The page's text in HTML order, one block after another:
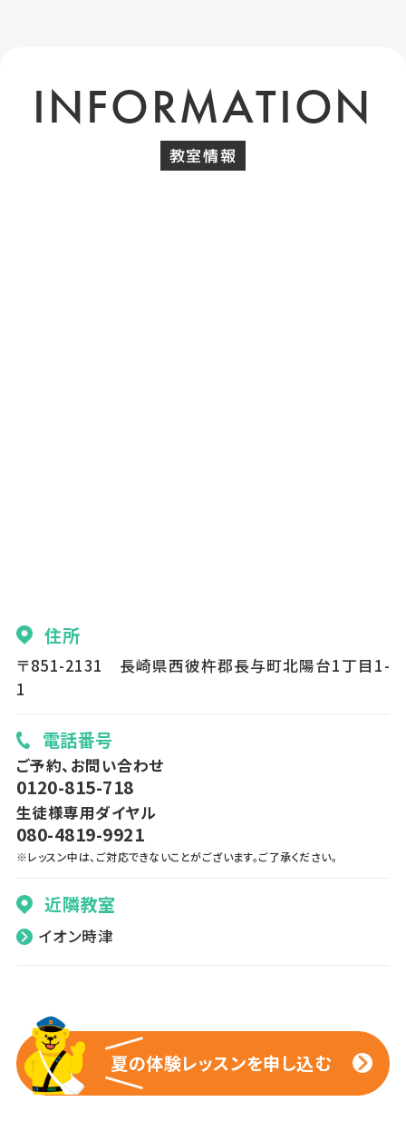
INFORMATION
教室情報
住所
〒851-2131 長崎県西彼杵郡長与町北陽台1丁目1-
1
電話番号
ご予約、お問い合わせ
0120-815-718
生徒様専用ダイヤル
080-4819-9921
※レッスン中は、ご対応できないことがございます。ご了承ください。
近隣教室
イオン時津
夏の体験レッスンを申し込む
夏の体験レッスンを申し込む